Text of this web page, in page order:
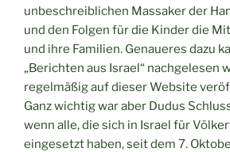
unbeschreiblichen Massaker der
und den Folgen für die Kinder die
und ihre Familien. Genaueres dazu
„Berichten aus Israel“ nachgelesen
regelmäßig auf dieser Website
Ganz wichtig war aber Dudus
wenn alle, die sich in Israel für
eingesetzt haben, seit dem 7.